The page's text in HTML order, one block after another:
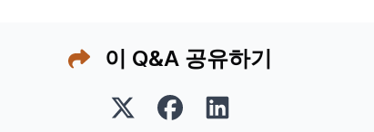
이 Q&A 공유하기